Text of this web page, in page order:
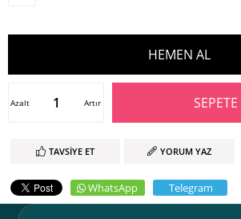
Artır
Azalt
TAVSIYE ET YORUM YAZ
WhatsApp Telegram